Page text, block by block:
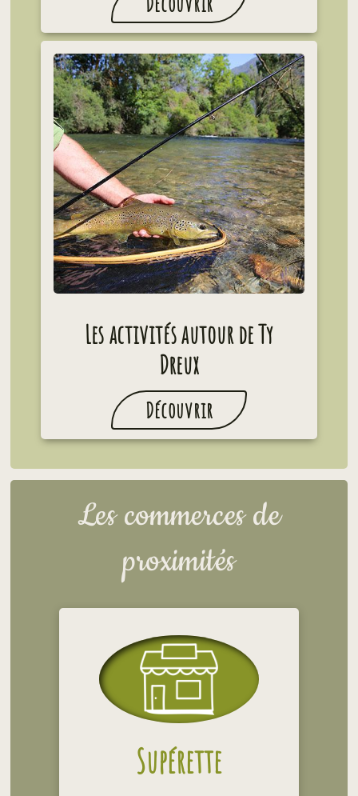
Découvrir
Les activités autour de Ty
Dreux
Les commerces de
proximités
Supérette